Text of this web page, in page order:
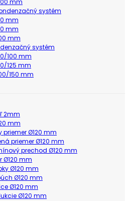
mm
systém
mm
mm
mm
systém
100 mm
125 mm
150 mm
2mm
mm
priemer Ø120 mm
priemer Ø120 mm
prechod Ø120 mm
Ø120 mm
Ø120 mm
Ø120 mm
Ø120 mm
Ø120 mm